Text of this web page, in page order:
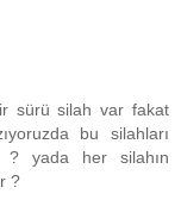
sürü silah var fakat
bu silahları
? yada her silahın
?